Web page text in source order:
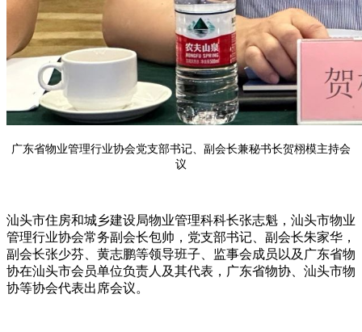
广东省物业管理行业协会党支部书记、副会长兼秘书长贺栩模主持会
议
汕头市住房和城乡建设局物业管理科科长张志魁， 汕头市物业
管理行业协会常务副会长包帅，党支部书记、副会长朱家华，
副会长张少芬、黄志鹏等领导班子、 监事会成员 以及 广东省物
协在汕头市会员单位负责人及其代表 ，广东省物协
汕头市物
协等协会代表出席会议。